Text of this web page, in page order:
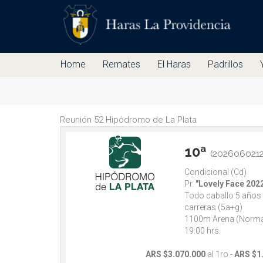
Home Remates El Haras Padrillos
Reunión 52 Hipódromo de La Plata
10ª
Condicional (Cd)
Pr. "Lovely Face
Todo caballo 5 años
carreras (5a+g)
1100m Arena
19:00 hrs.
ARS $3.070.000 al 1ro -ARS